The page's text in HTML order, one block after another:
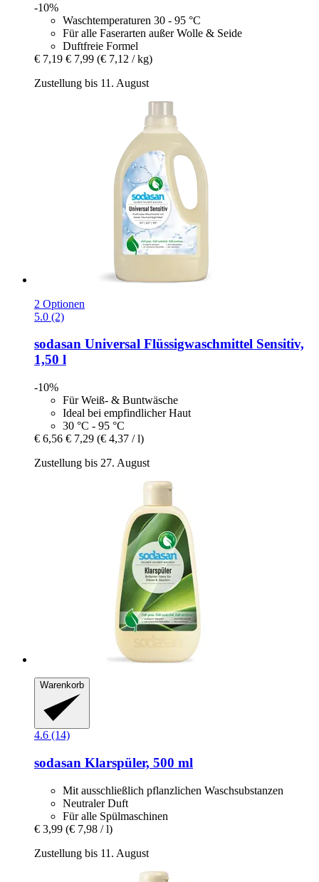
-10%
Waschtemperaturen 30 - 95 °C
Für alle Faserarten außer Wolle & Seide
Duftfreie Formel
€ 7,19 € 7,99 (€ 7,12 / kg)
Zustellung bis 11. August
2 Optionen
5.0 (2)
sodasan Universal Flüssigwaschmittel Sensitiv,
1,50 l
-10%
Für Weiß- & Buntwäsche
Ideal bei empfindlicher Haut
30 °C - 95 °C
€ 6,56 € 7,29 (€ 4,37 / l)
Zustellung bis 27. August
Warenkorb
4.6 (14)
sodasan Klarspüler, 500 ml
Mit ausschließlich pflanzlichen Waschsubstanzen
Neutraler Duft
Für alle Spülmaschinen
€ 3,99 (€ 7,98 / l)
Zustellung bis 11. August